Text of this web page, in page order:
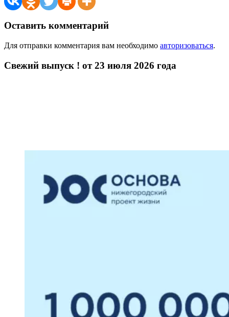
Оставить комментарий
Для отправки комментария вам необходимо авторизоваться.
Свежий выпуск ! от 23 июля 2026 года